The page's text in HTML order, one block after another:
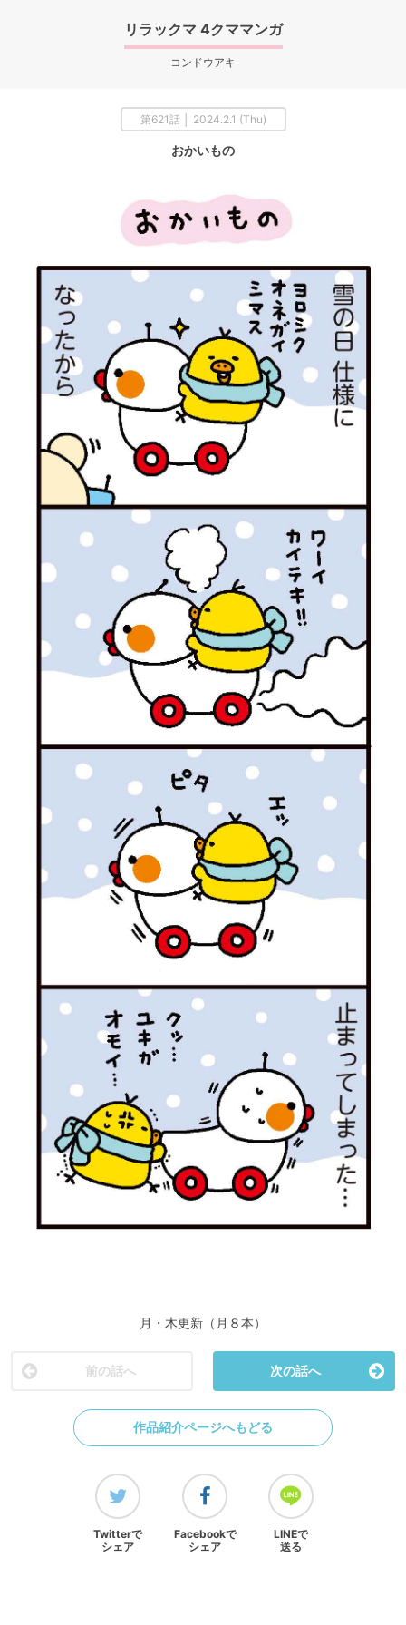
リラックマ 4クママンガ
コンドウアキ
第621話 │ 2024.2.1 (Thu)
おかいもの
月・木更新（月８本）
前の話へ 次の話へ
作品紹介ページへもどる
Twitterで
シェア
Facebookで
シェア
LINEで
送る